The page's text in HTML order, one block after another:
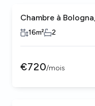
Chambre à
16m² 2
€720/mois